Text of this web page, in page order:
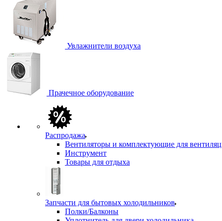
Увлажнители воздуха
Прачечное оборудование
Распродажа
Вентиляторы и комплектующие для
Инструмент
Товары для отдыха
Запчасти для бытовых холодильников
Полки/Балконы